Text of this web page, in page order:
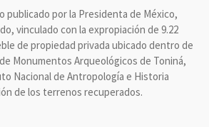
publicado por la Presidenta de México,
vinculado con la expropiación de 9.22
de propiedad privada ubicado dentro de
Monumentos Arqueológicos de Toniná,
Nacional de Antropología e Historia
de los terrenos recuperados.